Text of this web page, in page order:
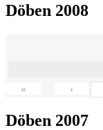
Döben 2008
« ‹
Döben 2007